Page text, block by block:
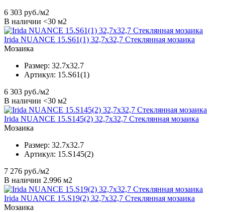
6 303 руб./м2
В наличии <30 м2
Irida NUANCE 15.S61(1) 32,7x32,7 Стеклянная мозаика
Мозаика
Размер: 32.7x32.7
Артикул: 15.S61(1)
6 303 руб./м2
В наличии <30 м2
Irida NUANCE 15.S145(2) 32,7x32,7 Стеклянная мозаика
Мозаика
Размер: 32.7x32.7
Артикул: 15.S145(2)
7 276 руб./м2
В наличии 2.996 м2
Irida NUANCE 15.S19(2) 32,7x32,7 Стеклянная мозаика
Мозаика